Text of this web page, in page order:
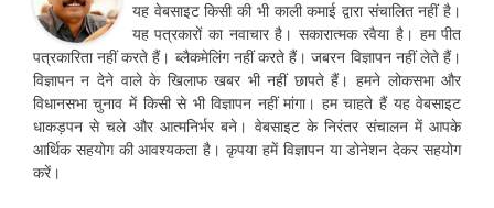
यह वेबसाइट किसी की भी काली कमाई द्वारा संचालित नहीं है।
यह पत्रकारों का नवाचार है। सकारात्मक रवैया है। हम पीत
पत्रकारिता नहीं करते हैं। ब्लैकमेलिंग नहीं करते हैं। जबरन विज्ञापन नहीं लेते हैं।
विज्ञापन न देने वाले के खिलाफ खबर भी नहीं छापते हैं। हमने लोकसभा और
विधानसभा चुनाव में किसी से भी विज्ञापन नहीं मांगा। हम चाहते हैं यह वेबसाइट
धाकड़पन से चले और आत्मनिर्भर बने। वेबसाइट के निरंतर संचालन में आपके
आर्थिक सहयोग की आवश्यकता है। कृपया हमें विज्ञापन या डोनेशन देकर सहयोग
करें।